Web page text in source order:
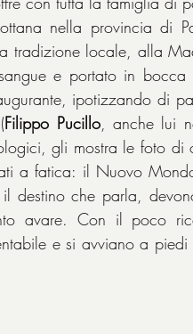
nella provincia di
tradizione locale, alla
e portato in
ipotizzando di
Filippo Pucillo, anche lui
gli mostra le foto di
a fatica: il Nuovo
destino che parla,
avare. Con il poco
e si avviano a